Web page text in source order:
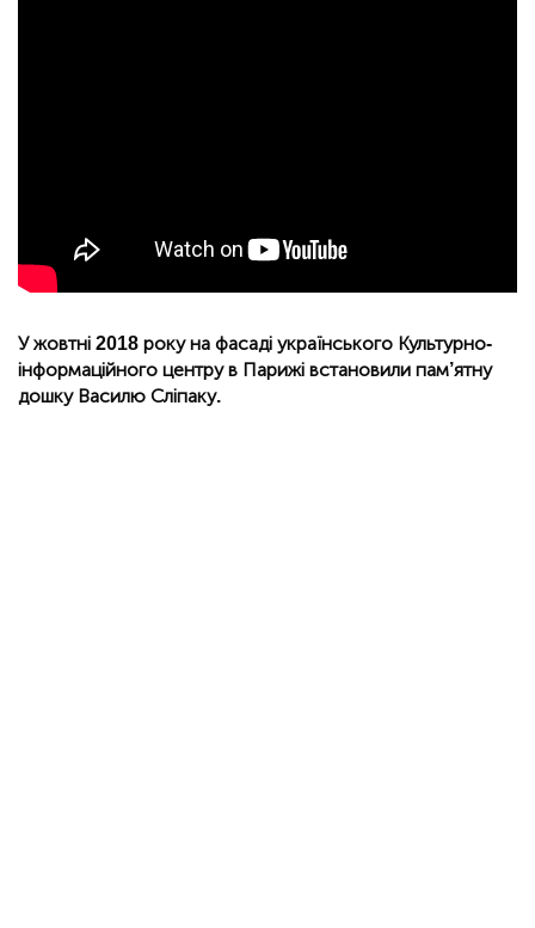
У жовтні 2018 року на фасаді українського Культурно-
інформаційного центру в Парижі встановили пам’ятну
дошку Василю Сліпаку.